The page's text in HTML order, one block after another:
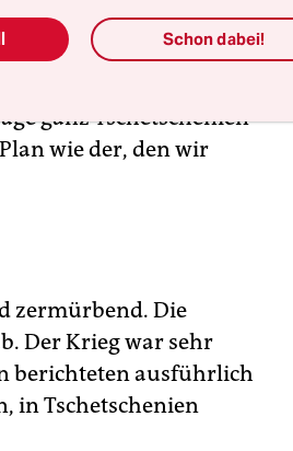
war,
ganz Tschetschenien
wie der, den wir
zermürbend. Die
Der Krieg war sehr
berichteten ausführlich
in Tschetschenien
Schon dabei!